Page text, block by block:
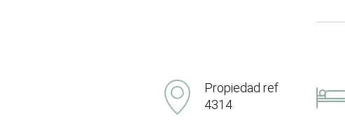
Propiedad ref
4314